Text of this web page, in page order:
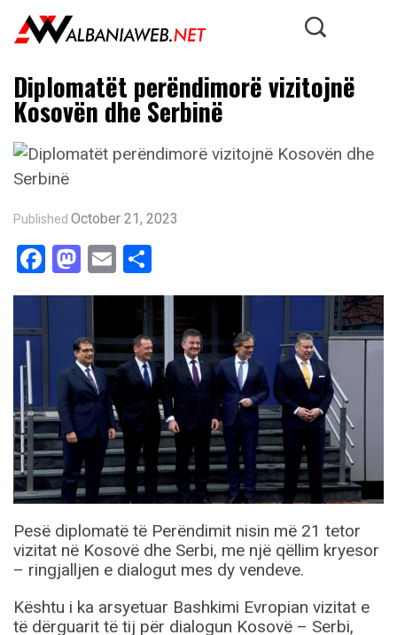
Diplomatët perëndimorë vizitojnë
Kosovën dhe Serbinë
Published October 21, 2023
Facebook
Mastodon
Email
Pesë diplomatë të Perëndimit nisin më 21 tetor
vizitat në Kosovë dhe Serbi, me një qëllim kryesor
– ringjalljen e dialogut mes dy vendeve.
Kështu i ka arsyetuar Bashkimi Evropian vizitat e
të dërguarit të tij për dialogun Kosovë – Serbi,